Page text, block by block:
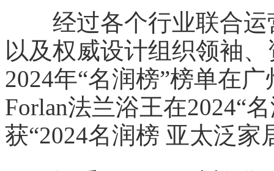
经过各个行业联合运
以及权威设计组织领袖
2024年“名润榜”榜单在
Forlan法兰浴王在2024“
获“2024名润榜 亚太泛